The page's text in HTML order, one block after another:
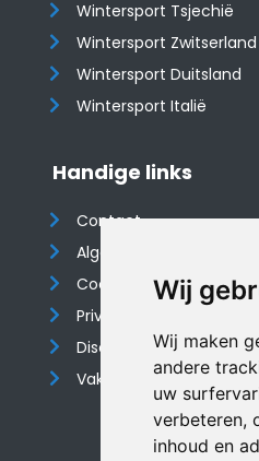
Wij
Wij maken
andere
uw
verbeteren,
inhoud en
Wintersport Tsjechië
Wintersport Zwitserland
Wintersport Duitsland
Wintersport Italië
Handige links
Contact
Algemene voorwaarden
Cookieverklaring
Privacyverklaring
Disclaimer
Vakantiehuis website